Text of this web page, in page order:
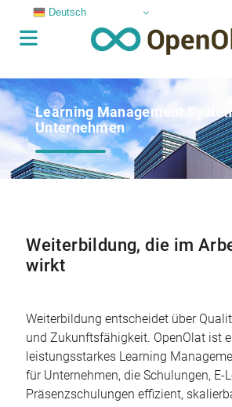
Learning Management
Unternehmen
Weiterbildung, die im
wirkt
Weiterbildung entscheidet über
und Zukunftsfähigkeit. OpenOlat ist
leistungsstarkes Learning
für Unternehmen, die Schulungen, E-
Präsenzschulungen effizient,
Deutsch